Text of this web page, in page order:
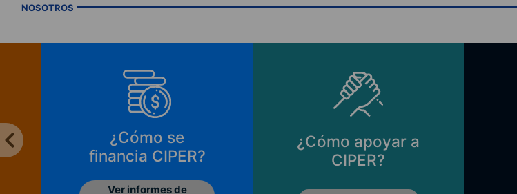
NOSOTROS
¿Cómo apoyar a
CIPER?
Principios de
CIPER